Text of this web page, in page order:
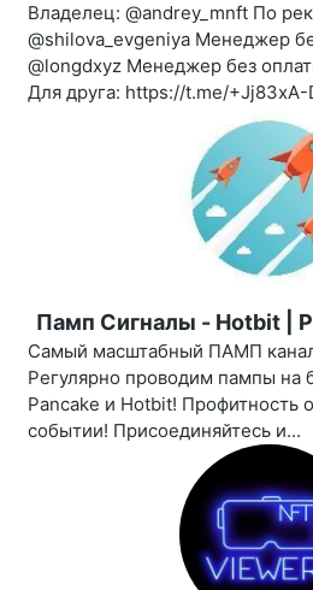
Владелец: @andrey_mnft По
@shilova_evgeniya Менеджер
@longdxyz Менеджер без
Для друга: https://t.me/+Jj83xA-
Памп Сигналы - Hotbit |
Самый масштабный ПАМП
Регулярно проводим пампы на
Pancake и Hotbit! Профитность
событии! Присоединяйтесь и...